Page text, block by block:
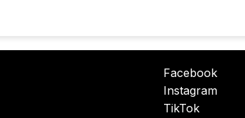
Facebook
Instagram
TikTok